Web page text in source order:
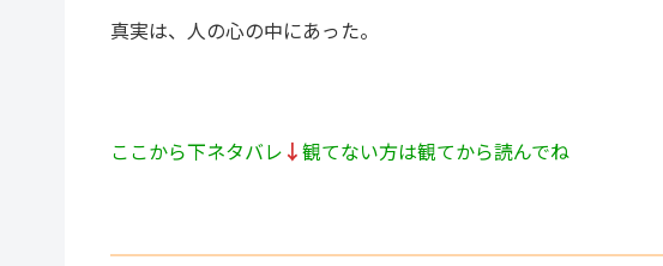
真実は、人の心の中にあった。
ここから下ネタバレ ↓観てない方は観てから読んでね